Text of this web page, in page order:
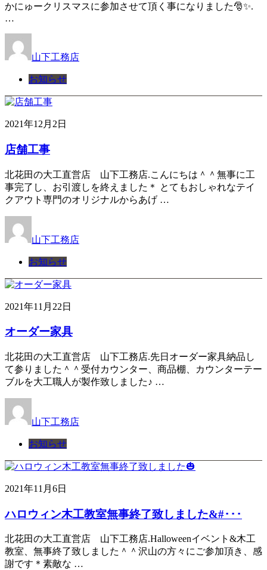
かにゅークリスマスに参加させて頂く事になりました🎅✨.
…
山下工務店
お知らせ
2021年12月2日
店舗工事
北花田の大工直営店 山下工務店.こんにちは＾＾無事に工
事完了し、お引渡しを終えました＊ とてもおしゃれなテイ
クアウト専門のオリジナルからあげ …
山下工務店
お知らせ
2021年11月22日
オーダー家具
北花田の大工直営店 山下工務店.先日オーダー家具納品し
て参りました＾＾受付カウンター、商品棚、カウンターテー
ブルを大工職人が製作致しました♪ …
山下工務店
お知らせ
2021年11月6日
ハロウィン木工教室無事終了致しました&#･･･
北花田の大工直営店 山下工務店.Halloweenイベント&木工
教室、無事終了致しました＾＾沢山の方々にご参加頂き、感
謝です＊素敵な …